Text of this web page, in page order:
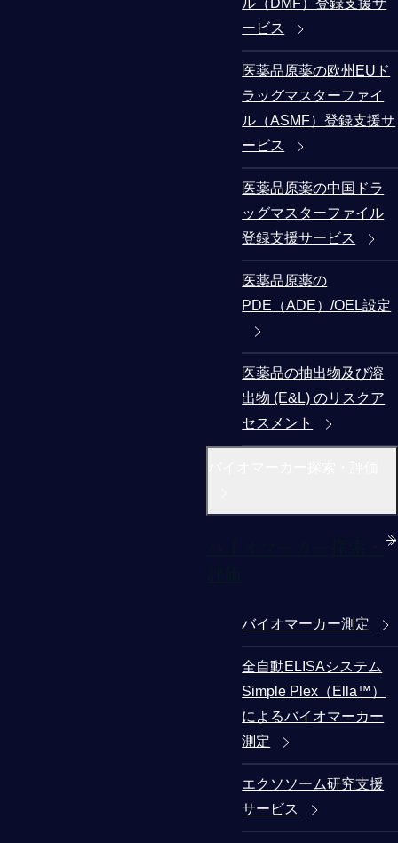
ル（DMF）登録支援サ
ービス
医薬品原薬の欧州EUド
ラッグマスターファイ
ル（ASMF）登録支援サ
ービス
医薬品原薬の中国ドラ
ッグマスターファイル
登録支援サービス
医薬品原薬の
PDE（ADE）/OEL設定
医薬品の抽出物及び溶
出物 (E&L) のリスクア
セスメント
バイオマーカー測定
全自動ELISAシステム
Simple Plex（Ella™）
によるバイオマーカー
測定
エクソソーム研究支援
サービス